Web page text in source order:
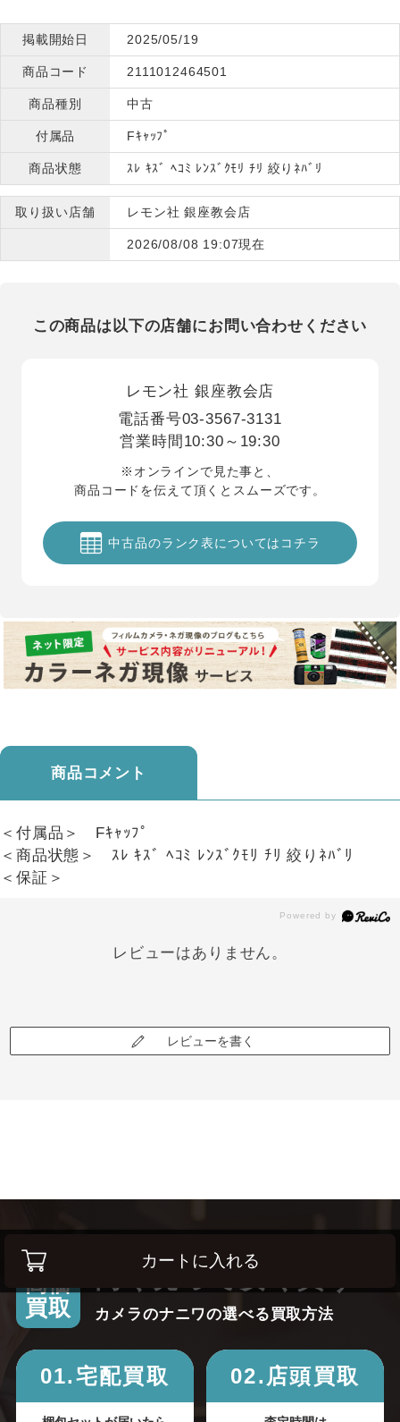
カートに入れる
掲載開始日 2025/05/19
商品コード 2111012464501
商品種別 中古
付属品 Fｷｬｯﾌﾟ
商品状態 ｽﾚ ｷｽﾞ ﾍｺﾐ ﾚﾝｽﾞｸﾓﾘ ﾁﾘ 絞りﾈﾊﾞﾘ
取り扱い店舗 レモン社 銀座教会店
2026/08/08 19:07現在
この商品は以下の店舗にお問い合わせください
レモン社 銀座教会店
電話番号03-3567-3131
営業時間 10:30～19:30
※オンラインで見た事と、
商品コードを伝えて頂くとスムーズです。
中古品のランク表についてはコチラ
商品コメント
＜付属品＞ Fｷｬｯﾌﾟ
＜商品状態＞ ｽﾚ ｷｽﾞ ﾍｺﾐ ﾚﾝｽﾞｸﾓﾘ ﾁﾘ 絞りﾈﾊﾞﾘ
＜保証＞
レビューはありません。
レビューを書く
高価
買取
高く売って安く買う！
カメラのナニワの選べる買取方法
01.宅配買取 02.店頭買取